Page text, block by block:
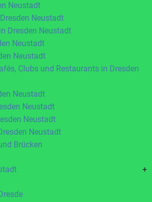
Neustadt
Neustadt
Dresden Neustadt
Neustadt
Neustadt
Clubs und Restaurants in Dresden
Neustadt
Neustadt
Neustadt
Neustadt
Brücken
+